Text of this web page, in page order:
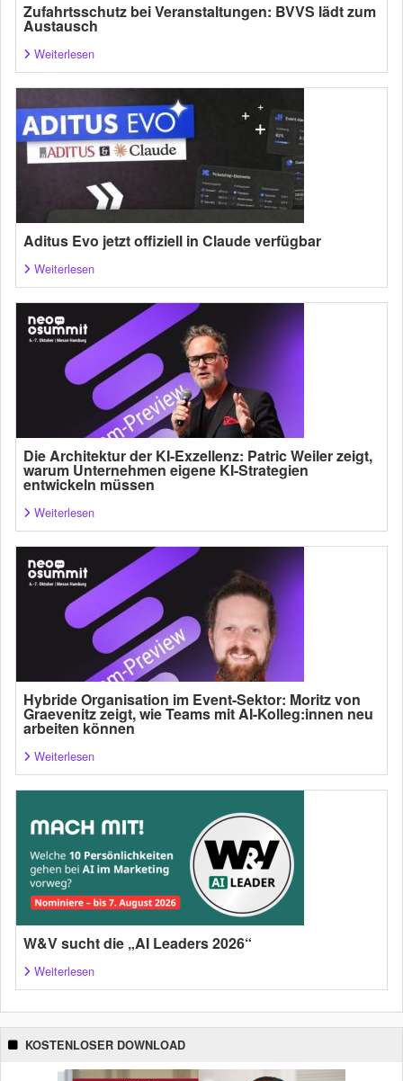
Zufahrtsschutz bei Veranstaltungen: BVVS lädt zum
Austausch
Weiterlesen
Aditus Evo jetzt offiziell in Claude verfügbar
Weiterlesen
Die Architektur der KI-Exzellenz: Patric Weiler zeigt,
warum Unternehmen eigene KI-Strategien
entwickeln müssen
Weiterlesen
Hybride Organisation im Event-Sektor: Moritz von
Graevenitz zeigt, wie Teams mit AI-Kolleg:innen neu
arbeiten können
Weiterlesen
W&V sucht die „AI Leaders 2026“
Weiterlesen
KOSTENLOSER DOWNLOAD